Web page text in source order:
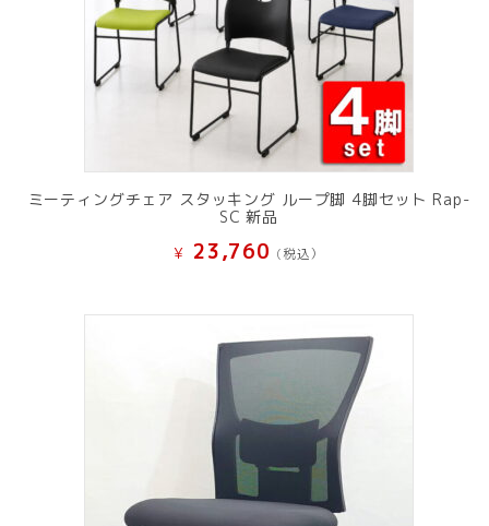
ミーティングチェア スタッキング ループ脚 4脚セット Rap-
SC 新品
¥ 23,760 (税込）